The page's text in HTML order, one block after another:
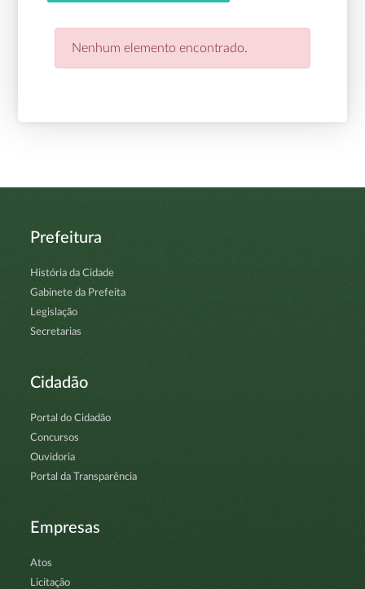
Nenhum elemento encontrado.
Prefeitura
História da Cidade
Gabinete da Prefeita
Legislação
Secretarias
Cidadão
Portal do Cidadão
Concursos
Ouvidoria
Portal da Transparência
Empresas
Atos
Licitação